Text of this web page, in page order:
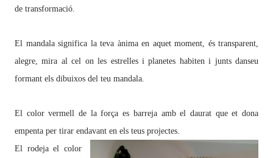
de transformació.
El mandala significa la teva ànima en aquet moment, és transparent,
alegre, mira al cel on les estrelles i planetes habiten i junts danseu
formant els dibuixos del teu mandala.
El color vermell de la força es barreja amb el daurat que et dona
empenta per tirar endavant en els teus projectes.
El rodeja el color